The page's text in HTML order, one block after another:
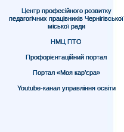
Центр професійного розвитку
педагогічних працівників Чернігівської
міської ради
НМЦ ПТО
Профорієнтаційний портал
Портал «Моя кар’єра»
Youtube-канал управління освіти